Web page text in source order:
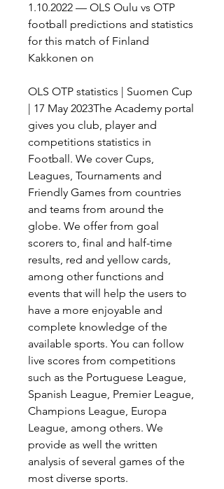
1.10.2022 — OLS Oulu vs OTP
football predictions and statistics
for this match of Finland
Kakkonen on
OLS OTP statistics | Suomen Cup
| 17 May 2023The Academy portal
gives you club, player and
competitions statistics in
Football. We cover Cups,
Leagues, Tournaments and
Friendly Games from countries
and teams from around the
globe. We offer from goal
scorers to, final and half-time
results, red and yellow cards,
among other functions and
events that will help the users to
have a more enjoyable and
complete knowledge of the
available sports. You can follow
live scores from competitions
such as the Portuguese League,
Spanish League, Premier League,
Champions League, Europa
League, among others. We
provide as well the written
analysis of several games of the
most diverse sports.